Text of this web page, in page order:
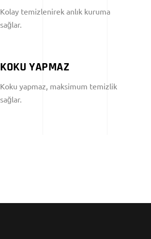
Kolay temizlenirek anlık kuruma
sağlar.
KOKU YAPMAZ
Koku yapmaz, maksimum temizlik
sağlar.